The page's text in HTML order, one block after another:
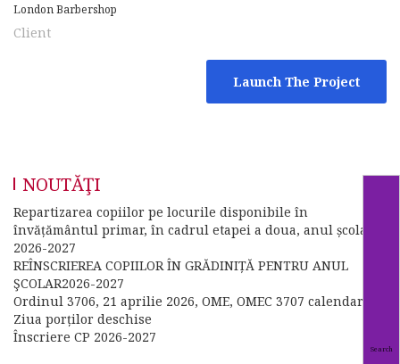
London Barbershop
Client
Launch The Project
NOUTĂŢI
Repartizarea copiilor pe locurile disponibile în
învățământul primar, în cadrul etapei a doua, anul școlar
2026-2027
REÎNSCRIEREA COPIILOR ÎN GRĂDINIȚĂ PENTRU ANUL
ŞCOLAR2026-2027
Ordinul 3706, 21 aprilie 2026, OME, OMEC 3707 calendar
Ziua porților deschise
Înscriere CP 2026-2027